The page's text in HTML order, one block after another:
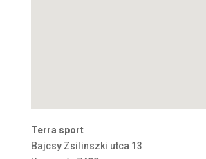
Terra sport
Bajcsy Zsilinszki utca 13